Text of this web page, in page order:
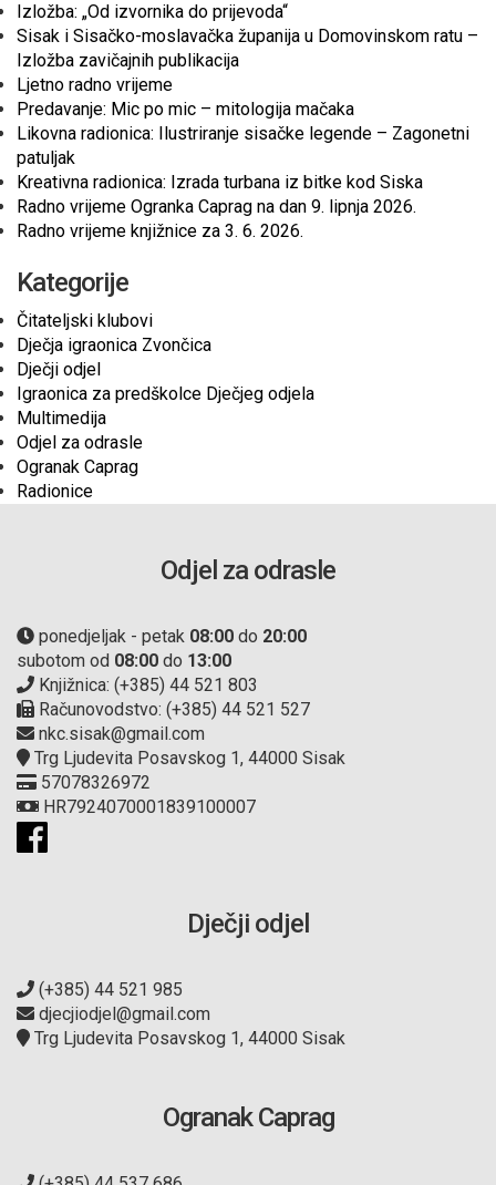
Izložba: „Od izvornika do prijevoda“
Sisak i Sisačko-moslavačka županija u Domovinskom ratu –
Izložba zavičajnih publikacija
Ljetno radno vrijeme
Predavanje: Mic po mic – mitologija mačaka
Likovna radionica: Ilustriranje sisačke legende – Zagonetni
patuljak
Kreativna radionica: Izrada turbana iz bitke kod Siska
Radno vrijeme Ogranka Caprag na dan 9. lipnja 2026.
Radno vrijeme knjižnice za 3. 6. 2026.
Kategorije
Čitateljski klubovi
Dječja igraonica Zvončica
Dječji odjel
Igraonica za predškolce Dječjeg odjela
Multimedija
Odjel za odrasle
Ogranak Caprag
Radionice
Odjel za odrasle
ponedjeljak - petak 08:00 do 20:00
subotom od 08:00 do 13:00
Knjižnica: (+385) 44 521 803
Računovodstvo: (+385) 44 521 527
nkc.sisak@gmail.com
Trg Ljudevita Posavskog 1, 44000 Sisak
57078326972
HR7924070001839100007
Dječji odjel
(+385) 44 521 985
djecjiodjel@gmail.com
Trg Ljudevita Posavskog 1, 44000 Sisak
Ogranak Caprag